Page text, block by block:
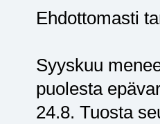
Ehdottomasti
Syyskuu
puolesta
24.8. Tuosta